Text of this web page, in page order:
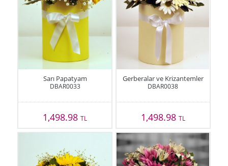
Sarı Papatyam
DBAR0033
1,498.98TL
Gerberalar ve Krizantemler
DBAR0038
1,498.98 TL